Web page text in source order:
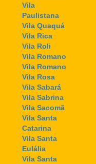
Vila
Paulistana
Vila Quaquá
Vila Rica
Vila Roli
Vila Romano
Vila Romano
Vila Rosa
Vila Sabará
Vila Sabrina
Vila Sacomã
Vila Santa
Catarina
Vila Santa
Eulália
Vila Santa